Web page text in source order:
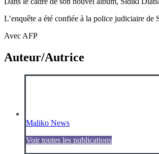
L’enquête a été confiée à la police judiciaire de
Avec AFP
Auteur/Autrice
Maliko News
Voir toutes les publications